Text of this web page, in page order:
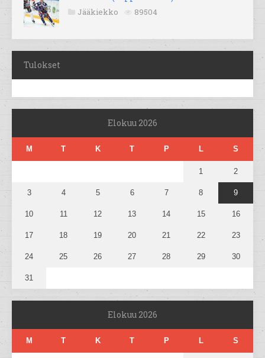
Jääkiekko 89504
Tulokset
Elokuu 2026
M T K T P L S
1 2
3 4 5 6 7 8 9
10 11 12 13 14 15 16
17 18 19 20 21 22 23
24 25 26 27 28 29 30
31
Elokuu 2026
M T K T P L S